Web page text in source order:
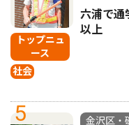
トップニュ
ース
社会
六浦で
以上
5
金沢区・